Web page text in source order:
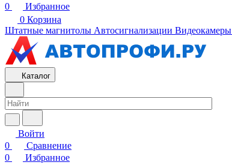
0
Избранное
0 Корзина
Штатные магнитолы Автосигнализации Видеокамеры
Каталог
Войти
0
Сравнение
0
Избранное